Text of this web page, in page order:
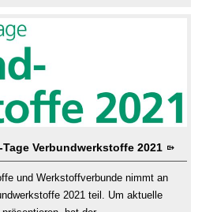
Verbundwerkstoffe 2021
und Werkstoffverbunde nimmt an
2021 teil. Um aktuelle